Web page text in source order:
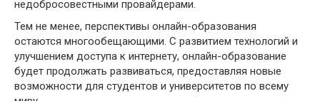
недобросовестными провайдерами.
Тем не менее, перспективы онлайн-образования
остаются многообещающими. С развитием технологий и
улучшением доступа к интернету, онлайн-образование
будет продолжать развиваться, предоставляя новые
возможности для студентов и университетов по всему